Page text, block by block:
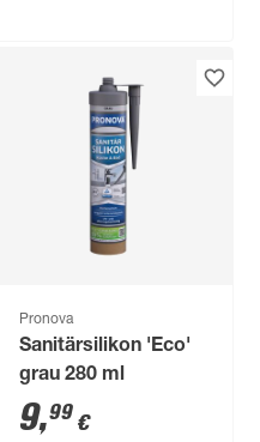
Pronova
Sanitärsilikon 'Eco'
grau 280 ml
9,99 €